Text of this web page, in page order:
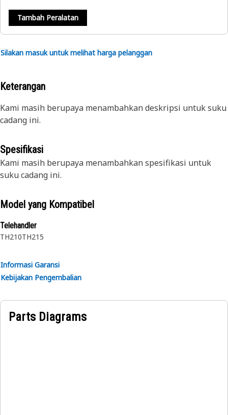
Tambah Peralatan
Silakan masuk untuk melihat harga pelanggan
Keterangan
Kami masih berupaya menambahkan deskripsi untuk suku
cadang ini.
Spesifikasi
Kami masih berupaya menambahkan spesifikasi untuk
suku cadang ini.
Model yang Kompatibel
Telehandler
TH210TH215
Informasi Garansi
Kebijakan Pengembalian
Parts Diagrams